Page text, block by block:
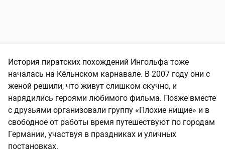
История пиратских похождений Ингольфа тоже
началась на Кёльнском карнавале. В 2007 году они с
женой решили, что живут слишком скучно, и
нарядились героями любимого фильма. Позже вместе
с друзьями организовали группу «Плохие нищие» и в
свободное от работы время путешествуют по городам
Германии, участвуя в праздниках и уличных
постановках.